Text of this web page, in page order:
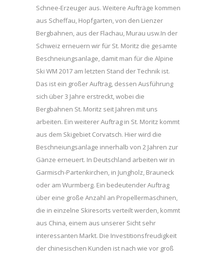
Schnee-Erzeuger aus. Weitere Aufträge kommen
aus Scheffau, Hopfgarten, von den Lienzer
Bergbahnen, aus der Flachau, Murau usw.In der
Schweiz erneuern wir für St. Moritz die gesamte
Beschneiungsanlage, damit man für die Alpine
Ski WM 2017 am letzten Stand der Technik ist.
Das ist ein großer Auftrag, dessen Ausführung
sich über 3 Jahre erstreckt, wobei die
Bergbahnen St. Moritz seit Jahren mit uns
arbeiten. Ein weiterer Auftrag in St. Moritz kommt
aus dem Skigebiet Corvatsch. Hier wird die
Beschneiungsanlage innerhalb von 2 Jahren zur
Gänze erneuert. In Deutschland arbeiten wir in
Garmisch-Partenkirchen, in Jungholz, Brauneck
oder am Wurmberg. Ein bedeutender Auftrag
über eine große Anzahl an Propellermaschinen,
die in einzelne Skiresorts verteilt werden, kommt
aus China, einem aus unserer Sicht sehr
interessanten Markt. Die Investitionsfreudigkeit
der chinesischen Kunden ist nach wie vor groß